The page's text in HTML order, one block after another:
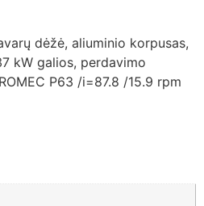
dėžė, aliuminio korpusas,
kW galios, perdavimo
P63 /i=87.8 /15.9 rpm